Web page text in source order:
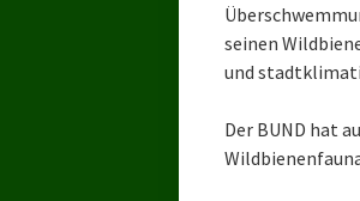
seinen
und
Der BUND hat